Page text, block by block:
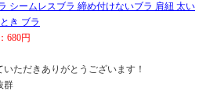
シームレスブラ 締め付けないブラ 肩紐 太い
き ブラ
680円
ただきありがとうございます！
群